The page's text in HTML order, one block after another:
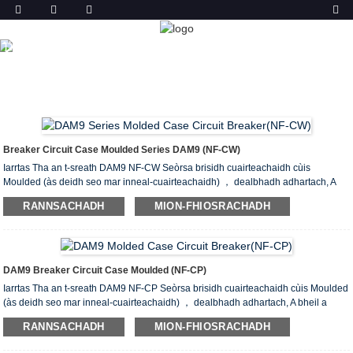
TORADH
DACHAIGH
Breaker Circuit Case Moulded Series DAM9 (NF-CW)
Iarrtas Tha an t-sreath DAM9 NF-CW Seòrsa brisidh cuairteachaidh cùis
Moulded (às deidh seo mar inneal-cuairteachaidh) ， dealbhadh adhartach, A
bheil a ’chompanaidh seo a’ cleachdadh an eadar-nàiseanta mar aon de dhòigh
leasachaidh saothrachaidh, leasachadh brisidhean cuairteachaidh ùra Tha a
bholtadh obrach stèidhichte 400V agus gu h-ìosal. Sruth gnàthaichte gu
cuairteachadh 800A mar guma atharrachaidh tric nach eil a ’tòiseachadh motair
cho tric. An inneal-cuairteachaidh Circuit le cus luchdachadh device inneal dìon
RANNSACHADH MION-FHIOSRACHADH
DAM9 Breaker Circuit Case Moulded (NF-CP)
Iarrtas Tha an t-sreath DAM9 NF-CP Seòrsa brisidh cuairteachaidh cùis Moulded
(às deidh seo mar inneal-cuairteachaidh) ， dealbhadh adhartach, A bheil a
’chompanaidh seo a’ cleachdadh an eadar-nàiseanta mar aon de dhòigh
leasachaidh saothrachaidh, leasachadh brisidhean cuairteachaidh ùra Tha a
RANNSACHADH MION-FHIOSRACHADH